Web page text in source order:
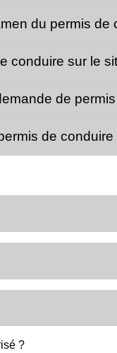
du permis de
conduire sur le
de
de conduire
?